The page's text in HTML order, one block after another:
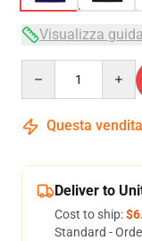
Visualizza
Questa
Deliver to
Cost to ship:
Standard -